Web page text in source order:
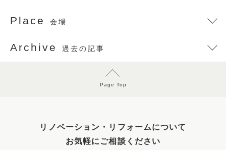
Place 会場
Archive 過去の記事
Page Top
リノベーション・リフォームについて
お気軽にご相談ください